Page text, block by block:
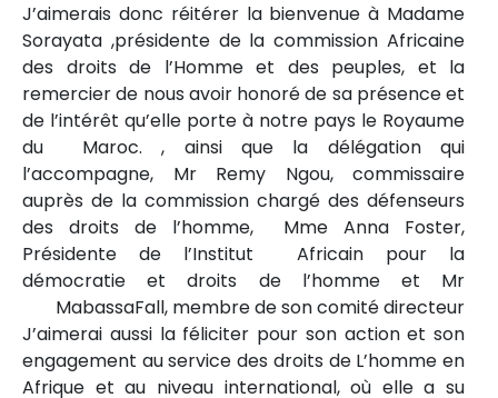
J’aimerais donc réitérer la bienvenue à Madame
Sorayata ,présidente de la commission Africaine
des droits de l’Homme et des peuples, et la
remercier de nous avoir honoré de sa présence et
de l’intérêt qu’elle porte à notre pays le Royaume
du Maroc. , ainsi que la délégation qui
l’accompagne, Mr Remy Ngou, commissaire
auprès de la commission chargé des défenseurs
des droits de l’homme, Mme Anna Foster,
Présidente de l’Institut Africain pour la
démocratie et droits de l’homme et Mr
MabassaFall, membre de son comité directeur
J’aimerai aussi la féliciter pour son action et son
engagement au service des droits de L’homme en
Afrique et au niveau international, où elle a su